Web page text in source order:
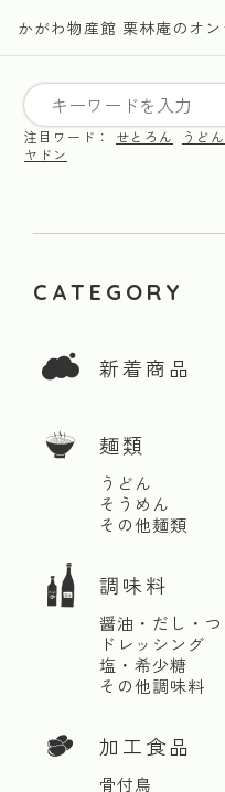
かがわ物産館 栗林庵のオ
注目ワード： せとろん うどん
ヤドン
CATEGORY
新着商品
麺類
うどん
そうめん
その他麺類
調味料
醤油・だし・つ
ドレッシング
塩・希少糖
その他調味料
加工食品
骨付鳥